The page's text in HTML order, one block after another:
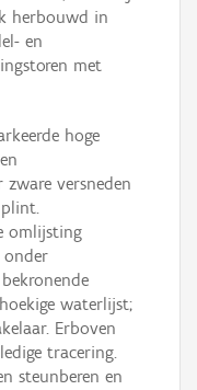
herbouwd in
en
met
hoge
versneden
plint.
omlijsting
onder
waterlijst;
Erboven
tracering.
steunberen en